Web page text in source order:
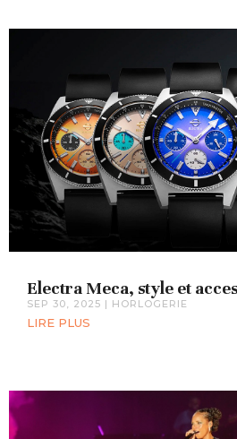
Electra Meca, style et
SEP 30, 2025 | HORLOGERIE
LIRE PLUS